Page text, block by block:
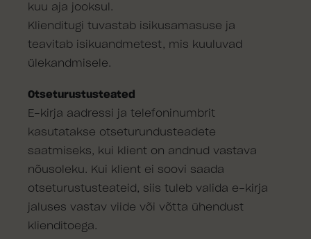
kuu aja jooksul.
Klienditugi tuvastab isikusamasuse ja
teavitab isikuandmetest, mis kuuluvad
ülekandmisele.
Otseturustusteated
E-kirja aadressi ja telefoninumbrit
kasutatakse otseturundusteadete
saatmiseks, kui klient on andnud vastava
nõusoleku. Kui klient ei soovi saada
otseturustusteateid, siis tuleb valida e-kirja
jaluses vastav viide või võtta ühendust
klienditoega.